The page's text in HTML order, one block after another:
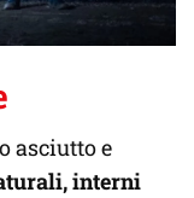
asciutto e
interni